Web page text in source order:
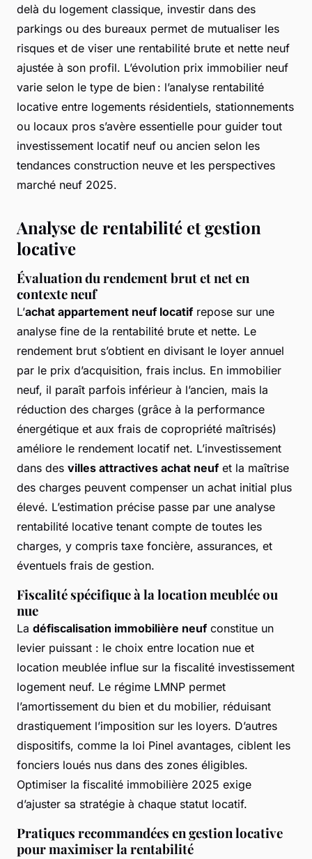
delà du logement classique, investir dans des
parkings ou des bureaux permet de mutualiser les
risques et de viser une rentabilité brute et nette neuf
ajustée à son profil. L’évolution prix immobilier neuf
varie selon le type de bien : l’analyse rentabilité
locative entre logements résidentiels, stationnements
ou locaux pros s’avère essentielle pour guider tout
investissement locatif neuf ou ancien selon les
tendances construction neuve et les perspectives
marché neuf 2025.
Analyse de rentabilité et gestion
locative
Évaluation du rendement brut et net en
contexte neuf
L’achat appartement neuf locatifrepose sur une
analyse fine de la rentabilité brute et nette. Le
rendement brut s’obtient en divisant le loyer annuel
par le prix d’acquisition, frais inclus. En immobilier
neuf, il paraît parfois inférieur à l’ancien, mais la
réduction des charges (grâce à la performance
énergétique et aux frais de copropriété maîtrisés)
améliore le rendement locatif net. L’investissement
dans des villes attractives achat neufet la maîtrise
des charges peuvent compenser un achat initial plus
élevé. L’estimation précise passe par une analyse
rentabilité locative tenant compte de toutes les
charges, y compris taxe foncière, assurances, et
éventuels frais de gestion.
Fiscalité spécifique à la location meublée ou
nue
La défiscalisation immobilière neufconstitue un
levier puissant : le choix entre location nue et
location meublée influe sur la fiscalité investissement
logement neuf. Le régime LMNP permet
l’amortissement du bien et du mobilier, réduisant
drastiquement l’imposition sur les loyers. D’autres
dispositifs, comme la loi Pinel avantages, ciblent les
fonciers loués nus dans des zones éligibles.
Optimiser la fiscalité immobilière 2025 exige
d’ajuster sa stratégie à chaque statut locatif.
Pratiques recommandées en gestion locative
pour maximiser la rentabilité